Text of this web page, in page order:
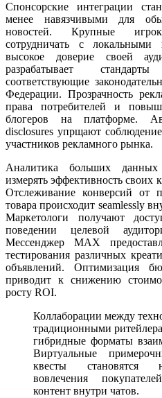
Спонсорские интеграции
менее навязчивыми для
новостей. Крупные
сотрудничать с
высокое доверие своей
разрабатывает
соответствующие
Федерации. Прозрачность
права потребителей и
блогеров на платформе.
disclosures упрщают
участников рекламного рынка.
Аналитика больших
измерять эффективность своих
Отслеживание конверсий от
товара происходит seamlessly
Маркетологи получают
поведении целевой
Мессенджер MAX
тестирования различных
объявлений. Оптимизация
приводит к снижению
росту ROI.
Коллаборации между
традиционными
гибридные форматы
Виртуальные
квесты становятся
вовлечения
контент внутри чатов.